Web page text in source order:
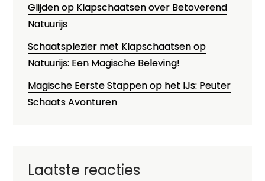
Glijden op Klapschaatsen over Betoverend
Natuurijs
Schaatsplezier met Klapschaatsen op
Natuurijs: Een Magische Beleving!
Magische Eerste Stappen op het IJs: Peuter
Schaats Avonturen
Laatste reacties